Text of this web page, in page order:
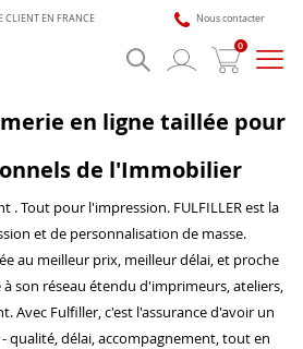
CLIENT EN FRANCE Nous contacter
0
en ligne taillée pour
de l'Immobilier
. Tout pour l'impression. FULFILLER est la
et de personnalisation de masse.
au meilleur prix, meilleur délai, et proche
son réseau étendu d'imprimeurs, ateliers,
Avec Fulfiller, c'est l'assurance d'avoir un
qualité, délai, accompagnement, tout en
Fulfiller
24/7